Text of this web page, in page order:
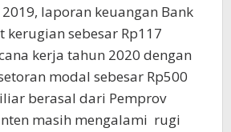
laporan keuangan Bank
kerugian sebesar Rp117
kerja tahun 2020 dengan
modal sebesar Rp500
berasal dari Pemprov
masih mengalami rugi